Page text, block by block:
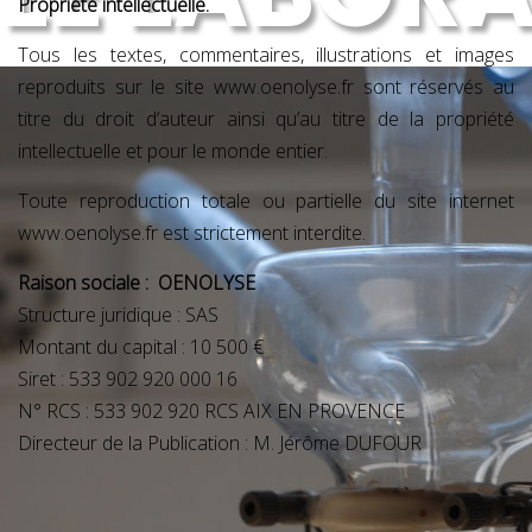
Tous les textes, commentaires, illustrations et images
reproduits sur le site www.oenolyse.fr sont réservés au
titre du droit d’auteur ainsi qu’au titre de la propriété
intellectuelle et pour le monde entier.
Toute reproduction totale ou partielle du site internet
www.oenolyse.fr est strictement interdite.
Raison sociale : OENOLYSE
Structure juridique : SAS
Montant du capital : 10 500 €
Siret : 533 902 920 000 16
N° RCS : 533 902 920 RCS AIX EN PROVENCE
Directeur de la Publication : M. Jérôme DUFOUR